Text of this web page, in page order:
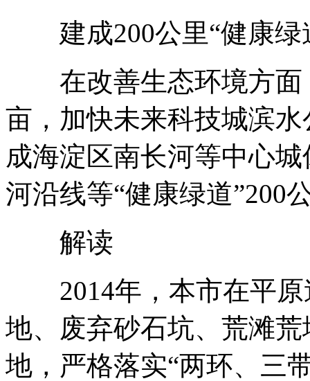
建成200公里“健康绿
在改善生态环境方面
亩，加快未来科技城滨
成海淀区南长河等中心
河沿线等“健康绿道”200
解读
2014年，本市在平原
地、废弃砂石坑、荒滩
地，严格落实“两环、三